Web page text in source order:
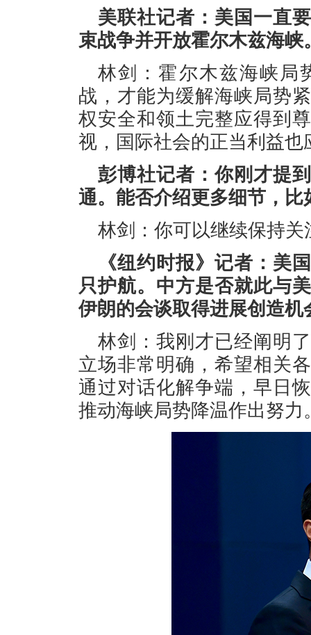
美联社记者：美国一直
束战争并开放霍尔木兹海
林剑：霍尔木兹海峡局
战，才能为缓解海峡局势
权安全和领土完整应得到
视，国际社会的正当利益也
彭博社记者：你刚才提
通。能否介绍更多细节，比
林剑：你可以继续保持关
《纽约时报》记者：美
只护航。中方是否就此与
伊朗的会谈取得进展创造机
林剑：我刚才已经阐明
立场非常明确，希望相关
通过对话化解争端，早日
推动海峡局势降温作出努力